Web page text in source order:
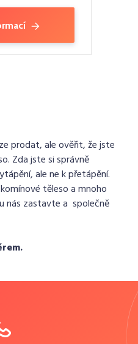
prodat, ale ověřit, že jste
Zda jste si správně
ale ne k přetápění.
těleso a mnoho
nás zastavte a společně